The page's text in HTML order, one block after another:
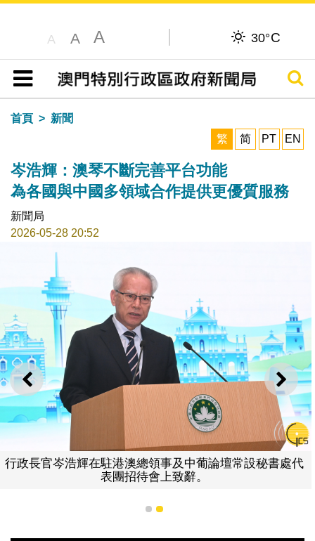
A A A 30°C
目錄
搜尋
首頁
新聞
繁
简 PT EN
岑浩輝：澳琴不斷完善平台功能
為各國與中國多領域合作提供更優質服務
新聞局
2026-05-28 20:52
上一則 下一
行政長官岑浩輝在駐港澳總領事及中葡論壇常設秘書處代
表團招待會上致辭。
1 2